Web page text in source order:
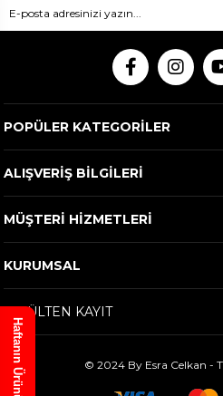
POPÜLER KATEGORİLER
ALIŞVERİŞ BİLGİLERİ
MÜŞTERİ HİZMETLERİ
KURUMSAL
E-BÜLTEN KAYIT
© 2024 By Esra Celkan -
Haftanın Ürünü